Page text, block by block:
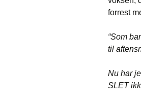
forrest
“Som
til
Nu har
SLET